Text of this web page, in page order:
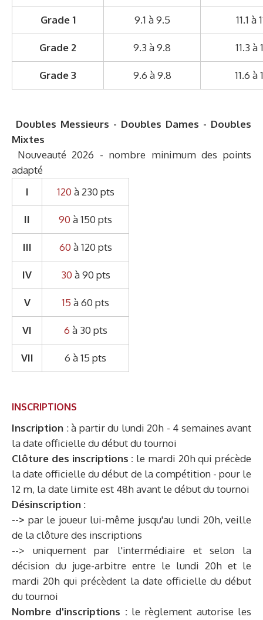
Grade 1 9.1 à 9.5 11.1 à
Grade 2 9.3 à 9.8 11.3 à
Grade 3 9.6 à 9.8 11.6 à
Doubles Messieurs - Doubles Dames - Doubles
Mixtes
Nouveauté 2026 - nombre minimum des points
adapté
I
120 à 230 pts
II 90 à 150 pts
III 60 à 120 pts
IV 30 à 90 pts
V 15 à 60 pts
VI 6 à 30 pts
VII 6 à 15 pts
INSCRIPTIONS
Inscription : à partir du lundi 20h - 4 semaines avant
la date officielle du début du tournoi
Clôture des inscriptions : le mardi 20h qui précède
la date officielle du début de la compétition - pour le
12 m, la date limite est 48h avant le début du tournoi
Désinscription :
--> par le joueur lui-même jusqu'au lundi 20h, veille
de la clôture des inscriptions
--> uniquement par l'intermédiaire et selon la
décision du juge-arbitre entre le lundi 20h et le
mardi 20h qui précèdent la date officielle du début
du tournoi
Nombre d'inscriptions : le règlement autorise les